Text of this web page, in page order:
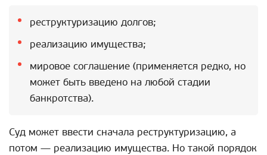
реструктуризацию долгов;
реализацию имущества;
мировое соглашение (применяется редко, но
может быть введено на любой стадии
банкротства).
Суд может ввести сначала реструктуризацию, а
потом — реализацию имущества. Но такой порядок